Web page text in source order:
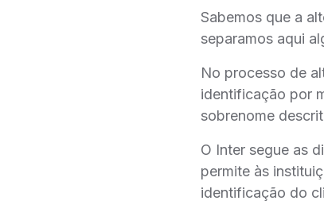
Sabemos que a
separamos aqui
No processo de
identificação por
sobrenome
O Inter segue as
permite às
identificação do